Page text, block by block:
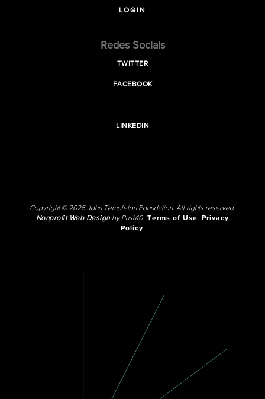
LOGIN
Redes Sociais
TWITTER
FACEBOOK
LINKEDIN
Copyright © 2026 John Templeton Foundation. All rights reserved.
Nonprofit Web Designby Push10. Terms of Use
Privacy
Policy